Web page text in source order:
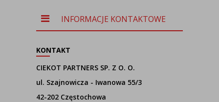
INFORMACJE KONTAKTOWE
KONTAKT
CIEKOT PARTNERS SP. Z O. O.
ul. Szajnowicza - Iwanowa 55/3
42-202 Częstochowa